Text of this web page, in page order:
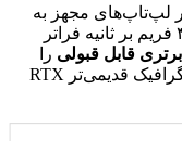
لپ‌تاپ‌های مجهز به
کارت گرافیک RTX 5060 نیز به‌سختی از ۴۰ فریم بر ثانیه فراتر
برتری قابل قبولی را
نسبت به HP Victus 15، که مجهز به کارت گرافیک قدیمی‌تر RTX